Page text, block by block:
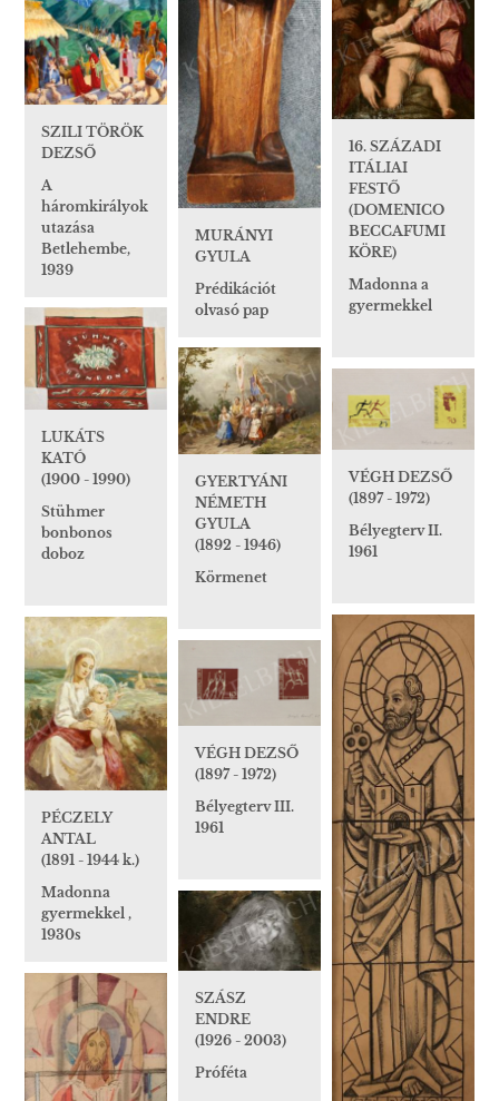
MURÁNYI
GYULA
Prédikációt
olvasó pap
16. SZÁZADI
ITÁLIAI
FESTŐ
(DOMENICO
BECCAFUMI
KÖRE)
Madonna a
gyermekkel
SZILI TÖRÖK
DEZSŐ
A
háromkirályok
utazása
Betlehembe,
1939
LUKÁTS
KATÓ
(1900 - 1990)
Stühmer
bonbonos
doboz
GYERTYÁNI
NÉMETH
GYULA
(1892 - 1946)
Körmenet
VÉGH DEZSŐ
(1897 - 1972)
Bélyegterv II.
1961
PÉCZELY
ANTAL
(1891 - 1944 k.)
Madonna
gyermekkel ,
1930s
VÉGH DEZSŐ
(1897 - 1972)
Bélyegterv III.
1961
SZÁSZ
ENDRE
(1926 - 2003)
Próféta